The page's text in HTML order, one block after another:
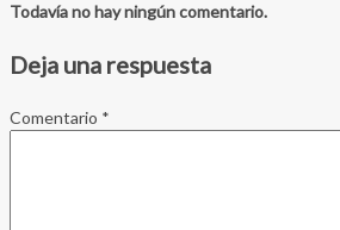
Todavía no hay ningún comentario.
Deja una respuesta
Comentario *